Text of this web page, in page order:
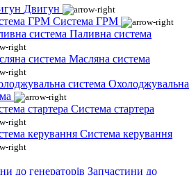
Двигун
Система ГРМ
Паливна система
Масляна система
Охолоджувальна
Система стартера
Система керування
Запчастини до